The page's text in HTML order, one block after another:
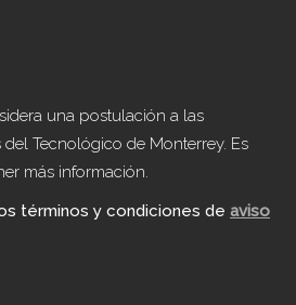
una postulación a las
Tecnológico de Monterrey. Es
más información.
términos y condiciones de aviso